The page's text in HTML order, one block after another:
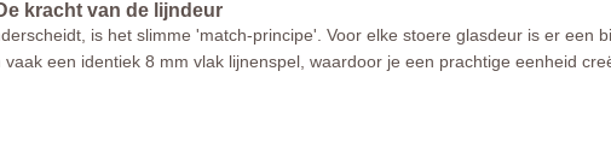
kracht van de lijndeur
is het slimme 'match-principe'. Voor elke stoere glasdeur is er een
een identiek 8 mm vlak lijnenspel, waardoor je een prachtige eenheid